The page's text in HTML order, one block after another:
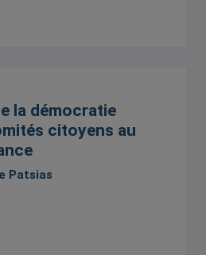
la démocratie
citoyens au
Patsias